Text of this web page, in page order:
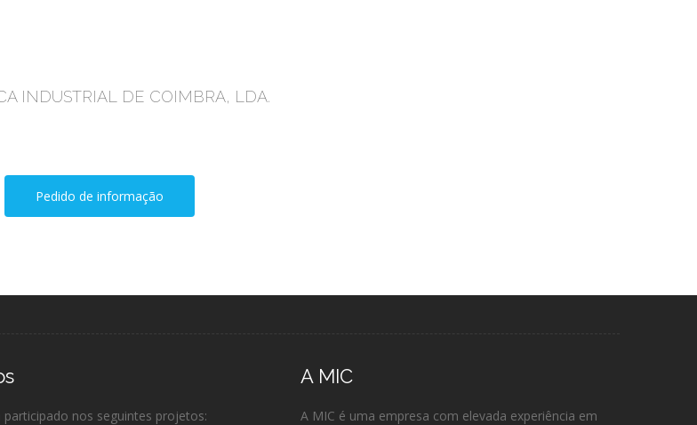
INDUSTRIAL DE COIMBRA, LDA.
Pedido de informação
participado nos seguintes projetos:
A MIC
A MIC é uma empresa com elevada experiência em